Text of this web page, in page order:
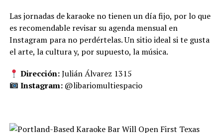
Las jornadas de karaoke no tienen un día fijo, por lo que
es recomendable revisar su agenda mensual en
Instagram para no perdértelas. Un sitio ideal si te gusta
el arte, la cultura y, por supuesto, la música.
Dirección:Julián Álvarez 1315
Instagram:@libariomultiespacio